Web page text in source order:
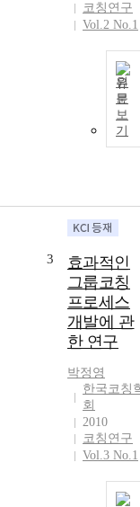
코칭연구
Vol.2 No.1
원
문
보
기
3
효과적인
그룹코칭
프로세스
개발에 관
한 연구
박정영
한국코칭
회
2010
코칭연구
Vol.3 No.1